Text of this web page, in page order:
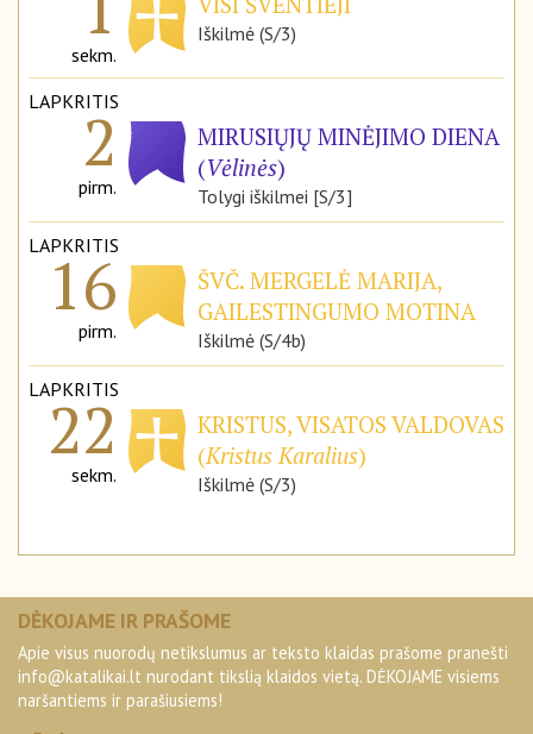
sekm.
Iškilmė (S/3)
LAPKRITIS
2
pirm.
MIRUSIŲJŲ MINĖJIMO DIENA
(Vėlinės)
Tolygi iškilmei [S/3]
LAPKRITIS
16
pirm.
ŠVČ. MERGELĖ MARIJA,
GAILESTINGUMO MOTINA
Iškilmė (S/4b)
LAPKRITIS
22
sekm.
KRISTUS, VISATOS VALDOVAS
(Kristus Karalius)
Iškilmė (S/3)
DĖKOJAME IR PRAŠOME
Apie visus nuorodų netikslumus ar teksto klaidas prašome pranešti
info@katalikai.lt nurodant tikslią klaidos vietą. DĖKOJAME visiems
naršantiems ir parašiusiems!